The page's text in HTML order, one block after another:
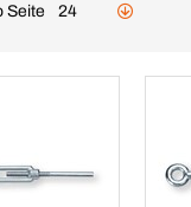
Seite 24